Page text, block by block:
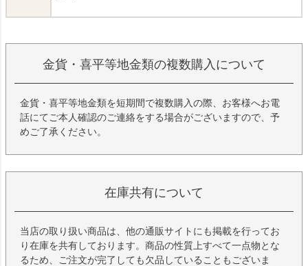
金貨・喜平等地金類の複数購入について
金貨・喜平等地金類を短期間で複数購入の際、お客様へお電
話にてご本人確認のご連絡をする場合がございますので、予
めご了承ください。
在庫共有について
当店の取り扱い商品は、他の通販サイトにも掲載を行ってお
り在庫を共有しております。商品の性質上すべて一点物とな
るため、ご注文が完了しても欠品していることもございま